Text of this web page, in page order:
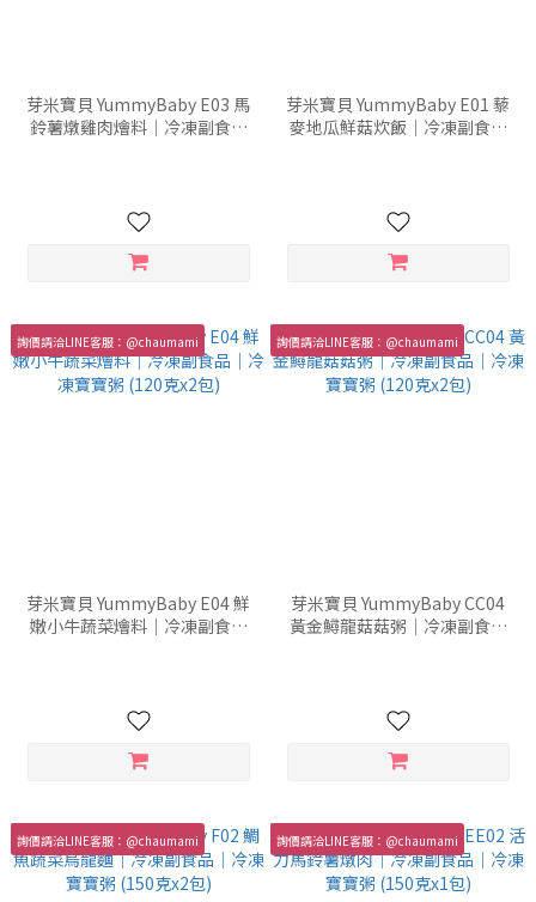
芽米寶貝 YummyBaby E03 馬
鈴薯燉雞肉燴料｜冷凍副食品
芽米寶貝 YummyBaby E01 藜
麥地瓜鮮菇炊飯｜冷凍副食品
詢價請洽LINE客服：@chaumami
芽米寶貝 YummyBaby E04 鮮
嫩小牛蔬菜燴料｜冷凍副食品
詢價請洽LINE客服：@chaumami
芽米寶貝 YummyBaby CC04
黃金鱘龍菇菇粥｜冷凍副食品
詢價請洽LINE客服：@chaumami 詢價請洽LINE客服：@chaumami